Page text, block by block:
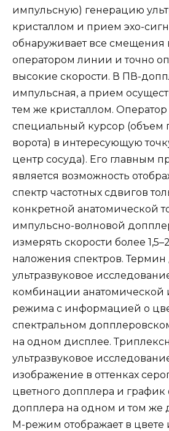
импульсную) генерацию
кристаллом и прием эхо-
обнаруживает все смещения
оператором линии и точно
высокие скорости. В ПВ-
импульсная, а прием
тем же кристаллом.
специальный курсор (объем
ворота) в интересующую
центр сосуда). Его главным
является возможность
спектр частотных сдвигов
конкретной анатомической
импульсно-волновой
измерять скорости более
наложения спектров. Термин
ультразвуковое
комбинации
режима с информацией о
спектральном
на одном дисплее.
ультразвуковое
изображение в оттенках
цветного допплера и график
допплера на одном и том же
М-режим отображает в